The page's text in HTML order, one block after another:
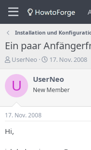
Installation und
Ein paar
E
s
l
e
r
d
UserNeo
E
s
e
17. Nov. 2008
U UserNeo
New Member
17. Nov. 2008
Hi,